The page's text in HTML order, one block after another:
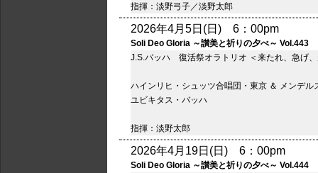
指揮：淡野弓子／淡野太郎
2026年4月5日(日) 6：00pm
Soli Deo Gloria ～讃美と祈りの夕べ～ Vol.443
J.S.バッハ 復活祭オラトリオ ＜来たれ、急げ
ハインリヒ・シュッツ合唱団・東京 ＆ メンデル
ユビキタス・バッハ
指揮：淡野太郎
2026年4月19日(日) 6：00pm
Soli Deo Gloria ～讃美と祈りの夕べ～ Vol.444